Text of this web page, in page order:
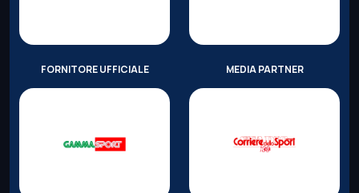
FORNITORE UFFICIALE MEDIA PARTNER